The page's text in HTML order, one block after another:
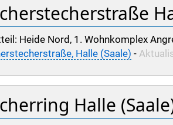
Heide Nord, 1. Wohnkomplex
Halle (Saale) -
Halle